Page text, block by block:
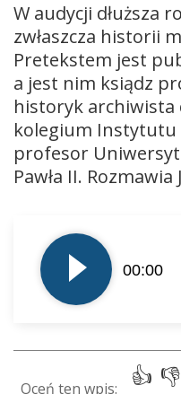
W audycji dłuższa
zwłaszcza historii
Pretekstem jest
a jest nim ksiądz
historyk archiwista
kolegium Instytutu
profesor
Pawła II. Rozmawia
plików
dźwiękowych
00:00